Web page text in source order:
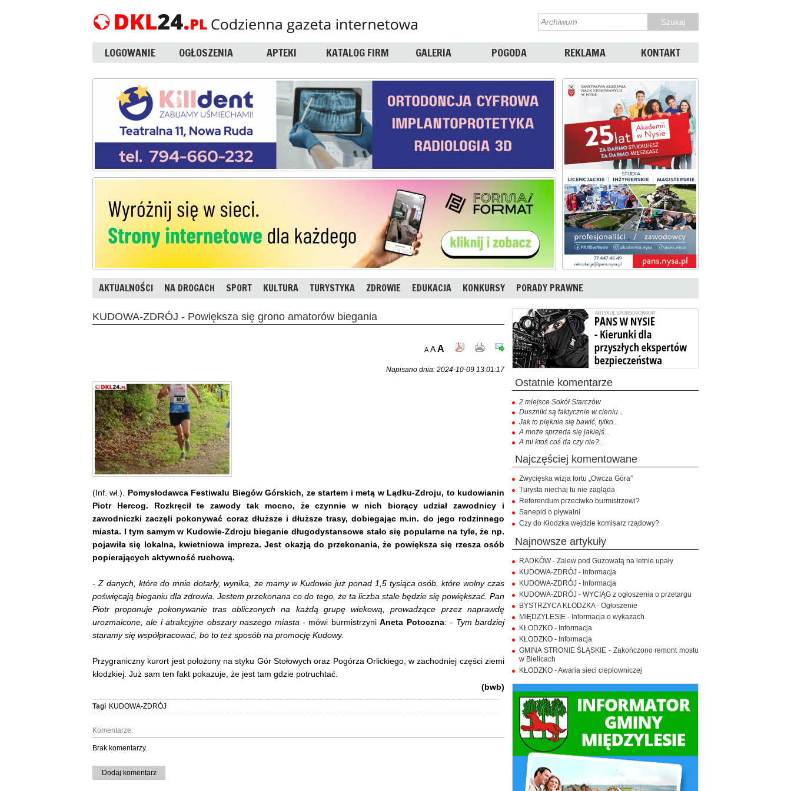
LOGOWANIE OGŁOSZENIA APTEKI KATALOG FIRM GALERIA POGODA REKLAMA KONTAKT
AKTUALNOŚCI NA DROGACH SPORT KULTURA TURYSTYKA ZDROWIE EDUKACJA KONKURSY PORADY PRAWNE
KUDOWA-ZDRÓJ - Powiększa się grono amatorów biegania
A AA
Napisano dnia: 2024-10-09 13:01:17
(Inf. wł.). Pomysłodawca Festiwalu Biegów Górskich, ze startem i metą w Lądku-Zdroju, to kudowianin
Piotr Hercog. Rozkręcił te zawody tak mocno, że czynnie w nich biorący udział zawodnicy i
zawodniczki zaczęli pokonywać coraz dłuższe i dłuższe trasy, dobiegając m.in. do jego rodzinnego
miasta. I tym samym w Kudowie-Zdroju bieganie długodystansowe stało się popularne na tyle, że np.
pojawiła się lokalna, kwietniowa impreza. Jest okazją do przekonania, że powiększa się rzesza osób
popierających aktywność ruchową.
- Z danych, które do mnie dotarły, wynika, że mamy w Kudowie już ponad 1,5 tysiąca osób, które wolny czas
poświęcają bieganiu dla zdrowia. Jestem przekonana co do tego, że ta liczba stale będzie się powiększać. Pan
Piotr proponuje pokonywanie tras obliczonych na każdą grupę wiekową, prowadzące przez naprawdę
urozmaicone, ale i atrakcyjne obszary naszego miasta - mówi burmistrzyniAneta Potoczna:- Tym bardziej
staramy się współpracować, bo to też sposób na promocję Kudowy.
Przygraniczny kurort jest położony na styku Gór Stołowych oraz Pogórza Orlickiego, w zachodniej części ziemi
kłodzkiej. Już sam ten fakt pokazuje, że jest tam gdzie potruchtać.
(bwb)
Tagi KUDOWA-ZDRÓJ
Komentarze:
Brak komentarzy.
Dodaj komentarz
ostatnie komentarze
2 miejsce Sokół Starczów
Duszniki są faktycznie w cieniu...
Jak to pięknie się bawić, tylko...
A może sprzeda się jakiejś...
A mi ktoś coś da czy nie?...
najczęściej komentowane
Zwycięska wizja fortu „Owcza Góra”
Turysta niechaj tu nie zagląda
Referendum przeciwko burmistrzowi?
Sanepid o pływalni
Czy do Kłodzka wejdzie komisarz rządowy?
najnowsze artykuły
RADKÓW - Zalew pod Guzowatą na letnie upały
KUDOWA-ZDRÓJ - Informacja
KUDOWA-ZDRÓJ - Informacja
KUDOWA-ZDRÓJ - WYCIĄG z ogłoszenia o przetargu
BYSTRZYCA KŁODZKA - Ogłoszenie
MIĘDZYLESIE - Informacja o wykazach
KŁODZKO - Informacja
KŁODZKO - Informacja
GMINA STRONIE ŚLĄSKIE - Zakończono remont mostu
w Bielicach
KŁODZKO - Awaria sieci ciepłowniczej